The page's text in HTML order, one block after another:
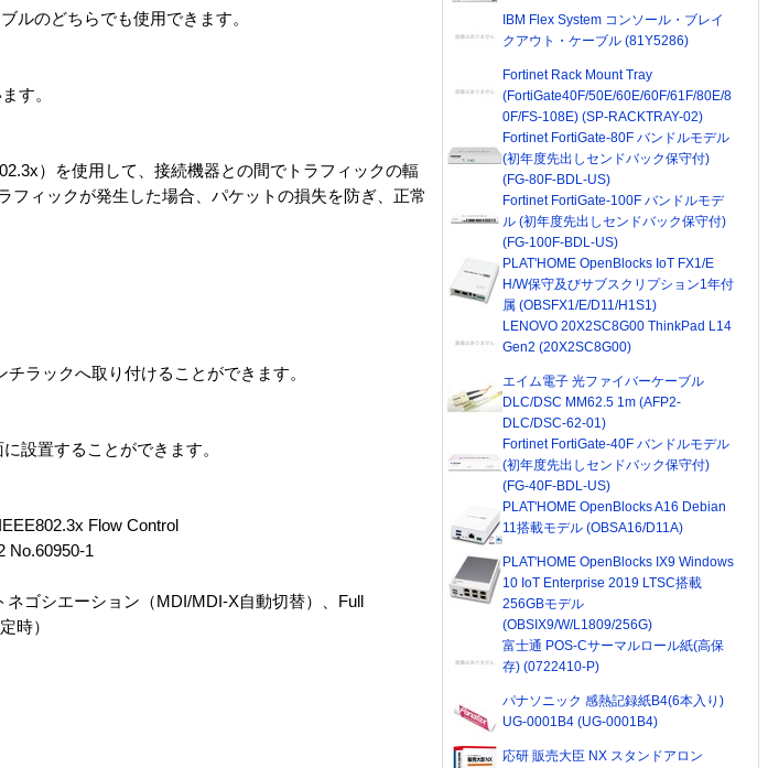
ルのどちらでも使用できます。
す。
）を使用して、接続機器との間でトラフィックの輻
ィックが発生した場合、パケットの損失を防ぎ、正常
ラックへ取り付けることができます。
設置することができます。
Flow Control
No.60950-1
ゴシエーション（MDI/MDI-X自動切替）、Full
時）
IBM Flex System コンソール・ブレイ
クアウト・ケーブル (81Y5286)
Fortinet Rack Mount Tray
(FortiGate40F/50E/60E/60F/61F/80E/8
0F/FS-108E) (SP-RACKTRAY-02)
Fortinet FortiGate-80F バンドルモデル
(初年度先出しセンドバック保守付)
(FG-80F-BDL-US)
Fortinet FortiGate-100F バンドルモデ
ル (初年度先出しセンドバック保守付)
(FG-100F-BDL-US)
PLAT'HOME OpenBlocks IoT FX1/E
H/W保守及びサブスクリプション1年付
属 (OBSFX1/E/D11/H1S1)
LENOVO 20X2SC8G00 ThinkPad L14
Gen2 (20X2SC8G00)
エイム電子 光ファイバーケーブル
DLC/DSC MM62.5 1m (AFP2-
DLC/DSC-62-01)
Fortinet FortiGate-40F バンドルモデル
(初年度先出しセンドバック保守付)
(FG-40F-BDL-US)
PLAT'HOME OpenBlocks A16 Debian
11搭載モデル (OBSA16/D11A)
PLAT'HOME OpenBlocks IX9 Windows
10 IoT Enterprise 2019 LTSC搭載
256GBモデル
(OBSIX9/W/L1809/256G)
富士通 POS-Cサーマルロール紙(高保
存) (0722410-P)
パナソニック 感熱記録紙B4(6本入り)
UG-0001B4 (UG-0001B4)
応研 販売大臣 NX スタンドアロン